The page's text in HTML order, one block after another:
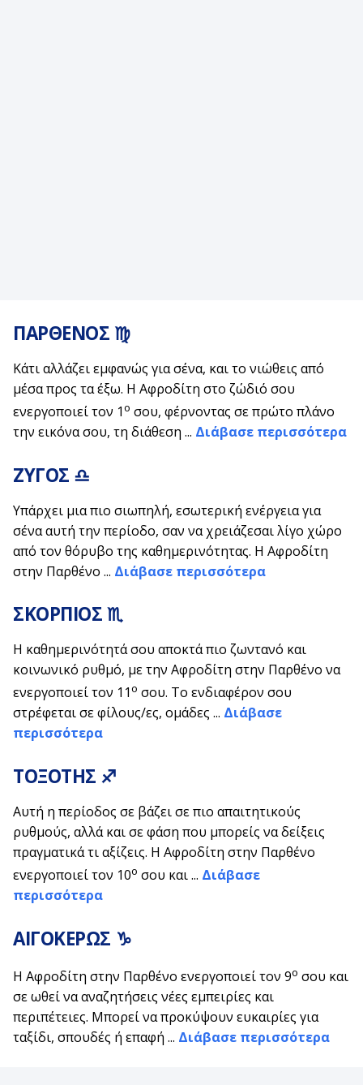
ΠΑΡΘΕΝΟΣ ♍
Κάτι αλλάζει εμφανώς για σένα, και το νιώθεις από
μέσα προς τα έξω. Η Αφροδίτη στο ζώδιό σου
ενεργοποιεί τον 1ο σου, φέρνοντας σε πρώτο πλάνο
την εικόνα σου, τη διάθεση ... Διάβασε περισσότερα
ΖΥΓΟΣ ♎
Υπάρχει μια πιο σιωπηλή, εσωτερική ενέργεια για
σένα αυτή την περίοδο, σαν να χρειάζεσαι λίγο χώρο
από τον θόρυβο της καθημερινότητας. Η Αφροδίτη
στην Παρθένο ... Διάβασε περισσότερα
ΣΚΟΡΠΙΟΣ ♏
Η καθημερινότητά σου αποκτά πιο ζωντανό και
κοινωνικό ρυθμό, με την Αφροδίτη στην Παρθένο να
ενεργοποιεί τον 11ο σου. Το ενδιαφέρον σου
στρέφεται σε φίλους/ες, ομάδες ... Διάβασε
περισσότερα
ΤΟΞΟΤΗΣ ♐
Αυτή η περίοδος σε βάζει σε πιο απαιτητικούς
ρυθμούς, αλλά και σε φάση που μπορείς να δείξεις
πραγματικά τι αξίζεις. Η Αφροδίτη στην Παρθένο
ενεργοποιεί τον 10ο σου και ... Διάβασε
περισσότερα
ΑΙΓΟΚΕΡΩΣ ♑
Η Αφροδίτη στην Παρθένο ενεργοποιεί τον 9ο σου και
σε ωθεί να αναζητήσεις νέες εμπειρίες και
περιπέτειες. Μπορεί να προκύψουν ευκαιρίες για
ταξίδι, σπουδές ή επαφή ... Διάβασε περισσότερα